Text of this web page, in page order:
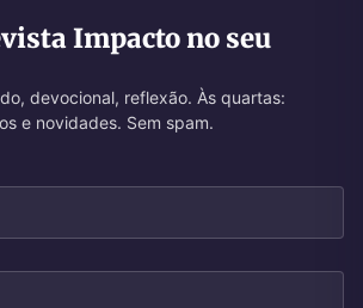
Impacto no seu
devocional, reflexão. Às quartas:
e novidades. Sem spam.